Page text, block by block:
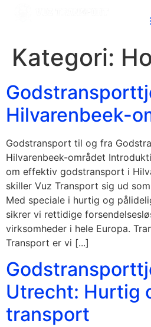
Kategori:
Hilvarenbeek-
Godstransport til og fra
Hilvarenbeek-området
om effektiv godstransport i
skiller Vuz Transport sig ud
Med speciale i hurtig og
sikrer vi rettidige
virksomheder i hele Europa.
Transport er vi [...]
Utrecht: Hurtig
transport